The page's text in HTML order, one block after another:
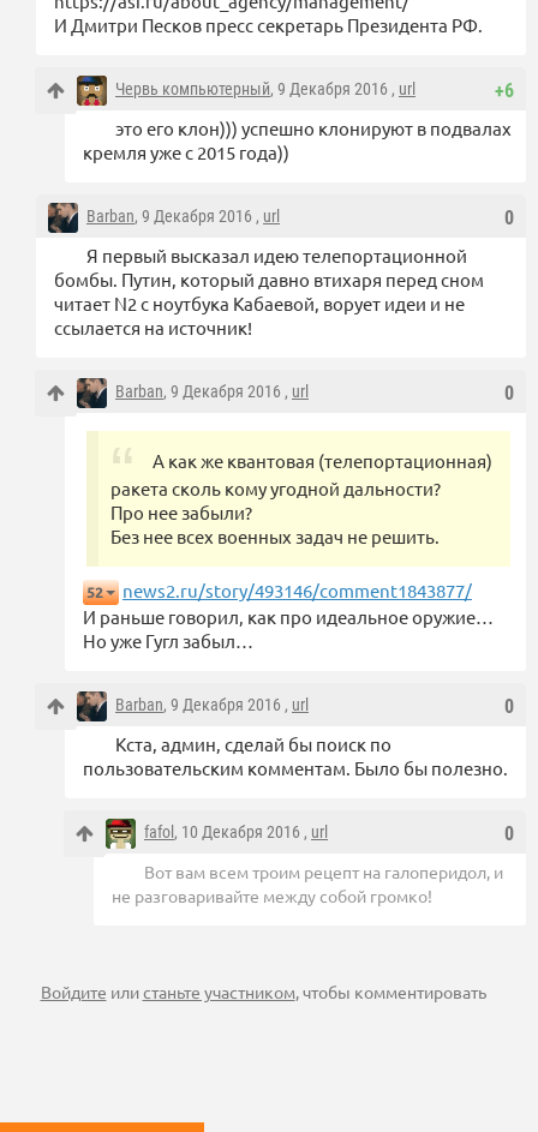
И Дмитри Песков пресс секретарь Президента РФ.
+6
Червь компьютерный, 9 Декабря 2016 , url
это его клон))) успешно клонируют в подвалах
кремля уже с 2015 года))
0
Barban, 9 Декабря 2016 , url
Я первый высказал идею телепортационной
бомбы. Путин, который давно втихаря перед сном
читает N2 с ноутбука Кабаевой, ворует идеи и не
ссылается на источник!
0
Barban, 9 Декабря 2016 , url
А как же квантовая (телепортационная)
ракета сколь кому угодной дальности?
Про нее забыли?
Без нее всех военных задач не решить.
52
news2.ru/story/493146/comment1843877/
И раньше говорил, как про идеальное оружие…
Но уже Гугл забыл…
0
Barban, 9 Декабря 2016 , url
Кста, админ, сделай бы поиск по
пользовательским комментам. Было бы полезно.
0
fafol, 10 Декабря 2016 , url
Вот вам всем троим рецепт на галоперидол, и
не разговаривайте между собой громко!
Войдите илистаньте участником , чтобы комментировать